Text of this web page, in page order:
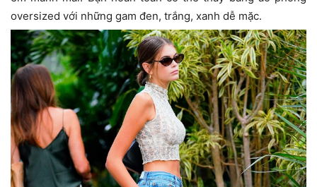
oversized với những gam đen, trắng, xanh dễ mặc.